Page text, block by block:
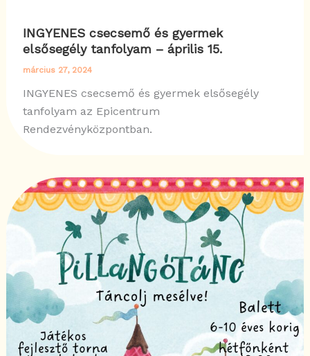
INGYENES csecsemő és gyermek
elsősegély tanfolyam – április 15.
március 27, 2024
INGYENES csecsemő és gyermek elsősegély
tanfolyam az Epicentrum
Rendezvényközpontban.